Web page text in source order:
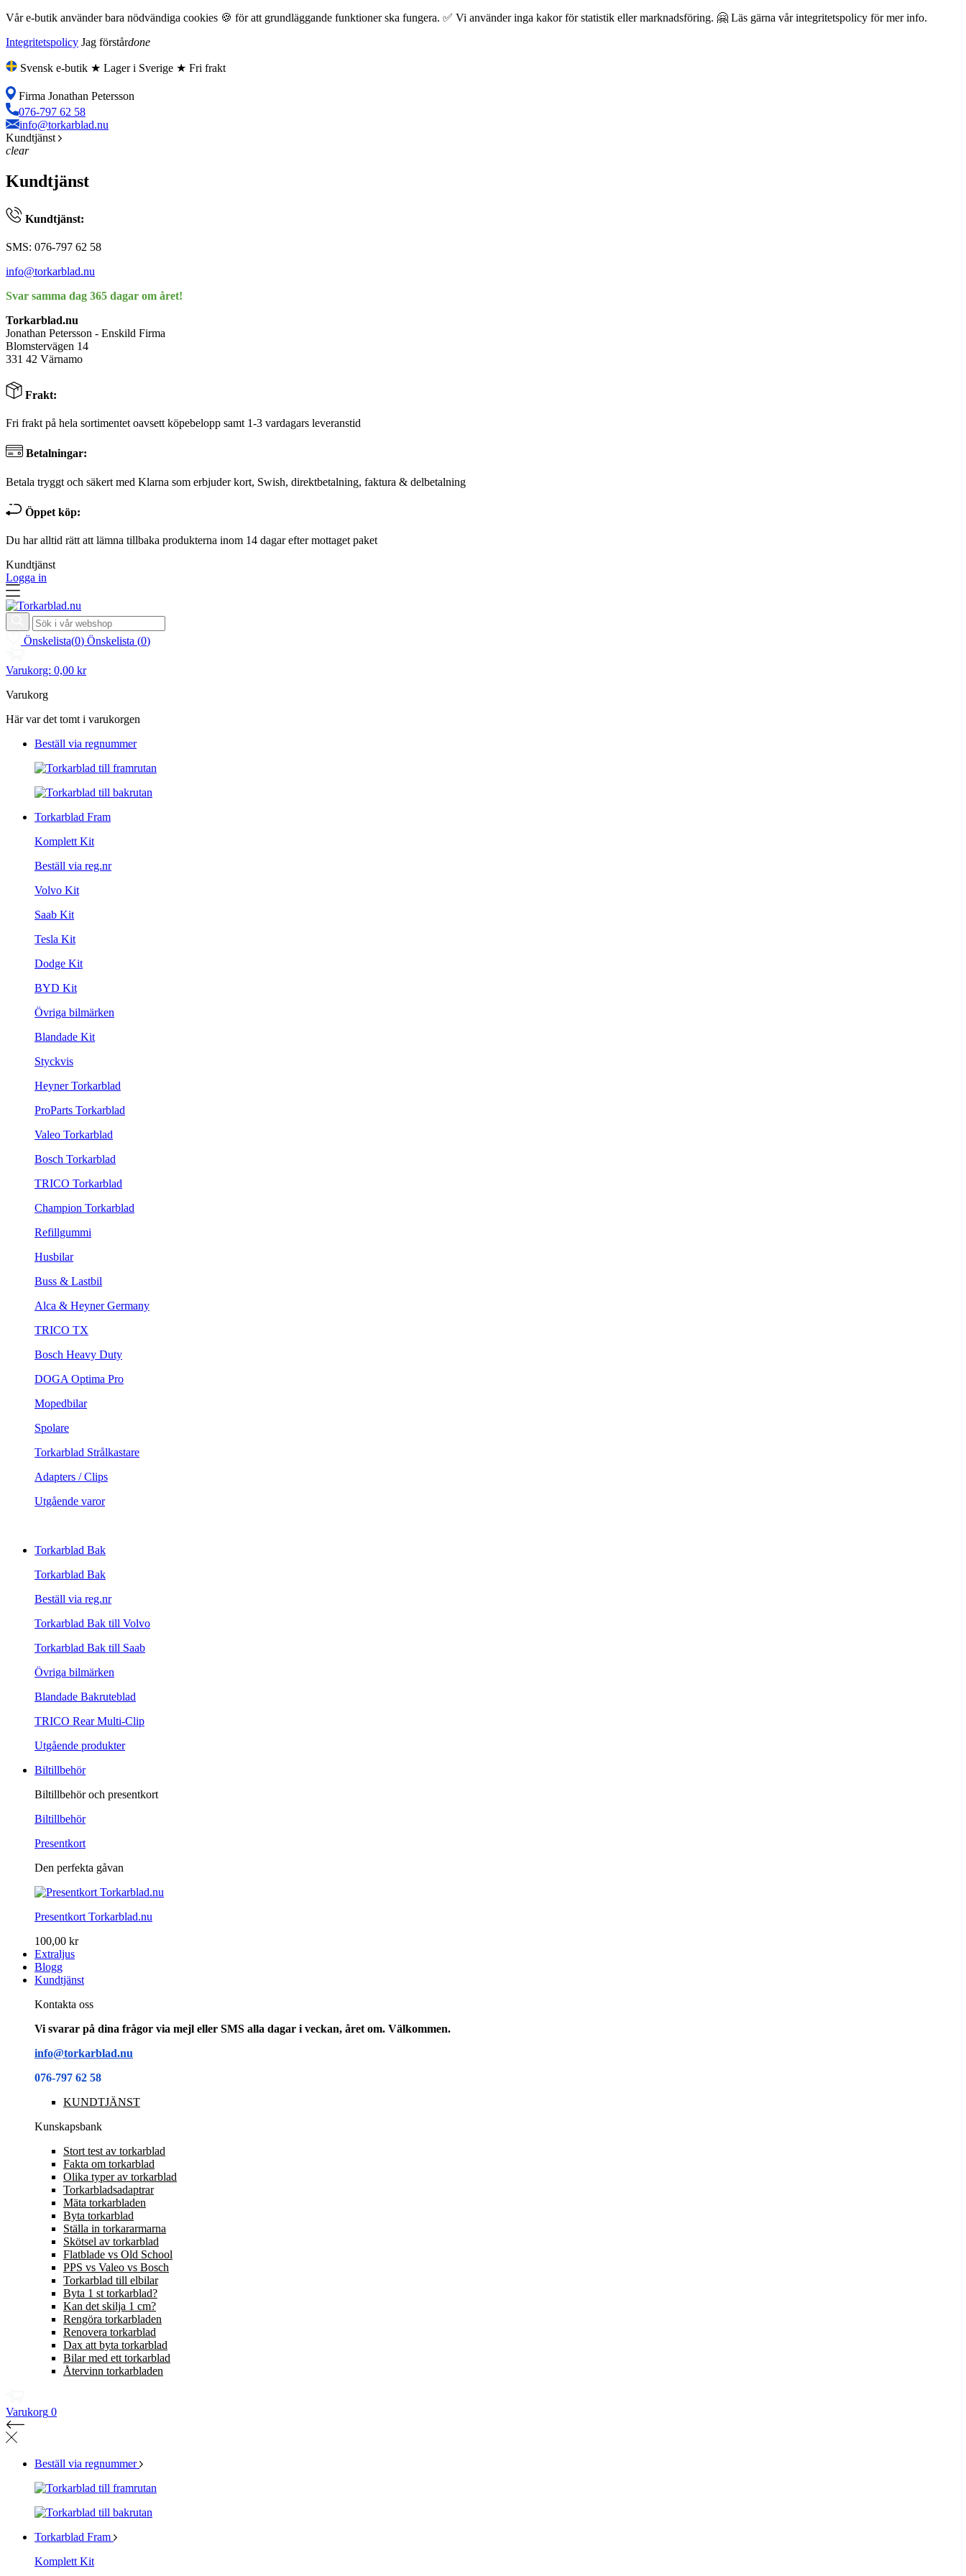
Vår e-butik använder bara nödvändiga cookies 🍪 för att grundläggande funktioner ska fungera. ✅ Vi använder inga kakor för statistik eller marknadsföring. 🤗 Läs gärna vår integritetspolicy för mer info.
Integritetspolicy Jag förstårdone
Svensk e-butik ★ Lager i Sverige ★ Fri frakt
Firma Jonathan Petersson
076-797 62 58
info@torkarblad.nu
Kundtjänst
clear
Kundtjänst
Kundtjänst:
SMS: 076-797 62 58
info@torkarblad.nu
Svar samma dag 365 dagar om året!
Torkarblad.nu
Jonathan Petersson - Enskild Firma
Blomstervägen 14
331 42 Värnamo
Frakt:
Fri frakt på hela sortimentet oavsett köpebelopp samt 1-3 vardagars leveranstid
Betalningar:
Betala tryggt och säkert med Klarna som erbjuder kort, Swish, direktbetalning, faktura & delbetalning
Öppet köp:
Du har alltid rätt att lämna tillbaka produkterna inom 14 dagar efter mottaget paket
Kundtjänst
Logga in
Önskelista(0) Önskelista (0)
Varukorg: 0,00 kr
Varukorg
Här var det tomt i varukorgen
Beställ via regnummer
Torkarblad Fram
Komplett Kit
Beställ via reg.nr
Volvo Kit
Saab Kit
Tesla Kit
Dodge Kit
BYD Kit
Övriga bilmärken
Blandade Kit
Styckvis
Heyner Torkarblad
ProParts Torkarblad
Valeo Torkarblad
Bosch Torkarblad
TRICO Torkarblad
Champion Torkarblad
Refillgummi
Husbilar
Buss & Lastbil
Alca & Heyner Germany
TRICO TX
Bosch Heavy Duty
DOGA Optima Pro
Mopedbilar
Spolare
Torkarblad Strålkastare
Adapters / Clips
Utgående varor
Torkarblad Bak
Torkarblad Bak
Beställ via reg.nr
Torkarblad Bak till Volvo
Torkarblad Bak till Saab
Övriga bilmärken
Blandade Bakruteblad
TRICO Rear Multi-Clip
Utgående produkter
Biltillbehör
Biltillbehör och presentkort
Biltillbehör
Presentkort
Den perfekta gåvan
Presentkort Torkarblad.nu
100,00 kr
Extraljus
Blogg
Kundtjänst
Kontakta oss
Vi svarar på dina frågor via mejl eller SMS alla dagar i veckan, året om. Välkommen.
info@torkarblad.nu
076-797 62 58
KUNDTJÄNST
Kunskapsbank
Stort test av torkarblad
Fakta om torkarblad
Olika typer av torkarblad
Torkarbladsadaptrar
Mäta torkarbladen
Byta torkarblad
Ställa in torkararmarna
Skötsel av torkarblad
Flatblade vs Old School
PPS vs Valeo vs Bosch
Torkarblad till elbilar
Byta 1 st torkarblad?
Kan det skilja 1 cm?
Rengöra torkarbladen
Renovera torkarblad
Dax att byta torkarblad
Bilar med ett torkarblad
Återvinn torkarbladen
Varukorg 0
Beställ via regnummer
Torkarblad Fram
Komplett Kit